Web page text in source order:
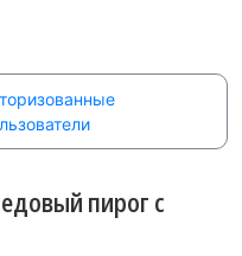
пирог с